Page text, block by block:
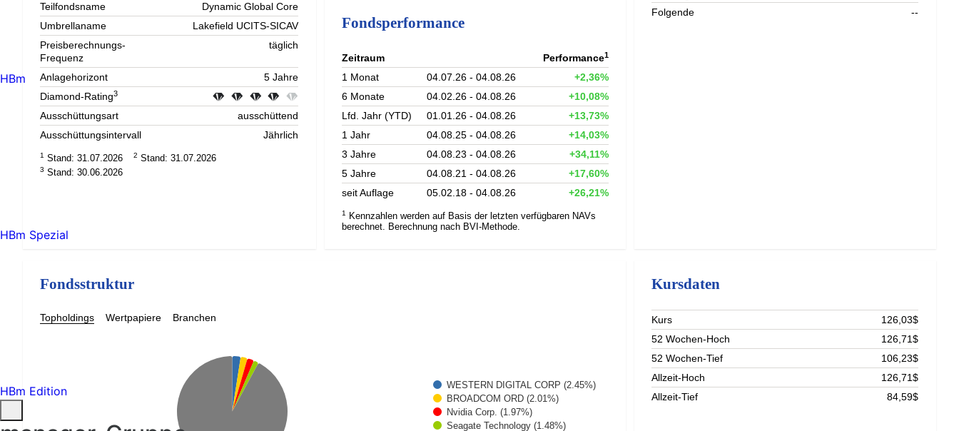
Teilfondsname
Dynamic Global Core
Umbrellaname
Lakefield UCITS-SICAV
Preisberechnungs-
Frequenz
täglich
Anlagehorizont
5 Jahre
Diamond-Rating3
Ausschüttungsart
ausschüttend
Ausschüttungsintervall
Jährlich
1 Stand: 31.07.2026 2 Stand: 31.07.2026
3 Stand: 30.06.2026
Fondsperformance
Zeitraum Performance1
1 Monat 04.07.26 - 04.08.26
+2,36%
6 Monate
04.02.26 - 04.08.26
+10,08%
Lfd. Jahr (YTD)
01.01.26 - 04.08.26
+13,73%
1 Jahr
04.08.25 - 04.08.26
+14,03%
3 Jahre
04.08.23 - 04.08.26
+34,11%
5 Jahre
04.08.21 - 04.08.26
+17,60%
seit Auflage
05.02.18 - 04.08.26 +26,21%
1
Kennzahlen werden auf Basis der letzten verfügbaren NAVs
berechnet. Berechnung nach BVI-Methode.
Folgende
--
Fondsstruktur
Topholdings Wertpapiere Branchen
WESTERN DIGITAL CORP (2.45%)
BROADCOM ORD (2.01%)
Nvidia Corp. (1.97%)
Seagate Technology (1.48%)
Kursdaten
Kurs
126,03$
52 Wochen-Hoch
126,71$
52 Wochen-Tief
106,23$
Allzeit-Hoch
126,71$
Allzeit-Tief
84,59$
HBm
HBm Spezial
HBm Edition